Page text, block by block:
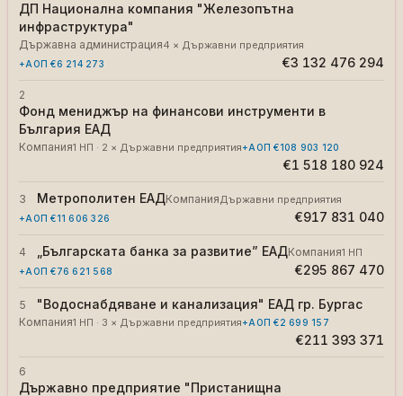
ДП Национална компания "Железопътна
инфраструктура"
Държавна администрация4 × Държавни предприятия
+АОП €6 214 273 €3 132 476 294
2
Фонд мениджър на финансови инструменти в
България ЕАД
Компания1 НП · 2 × Държавни предприятия+АОП €108 903 120
€1 518 180 924
3 Метрополитен ЕАДКомпанияДържавни предприятия
+АОП €11 606 326 €917 831 040
4 „Българската банка за развитие” ЕАДКомпания1 НП
+АОП €76 621 568 €295 867 470
5 "Водоснабдяване и канализация" ЕАД гр. Бургас
Компания1 НП · 3 × Държавни предприятия+АОП €2 699 157
€211 393 371
6
Държавно предприятие "Пристанищна